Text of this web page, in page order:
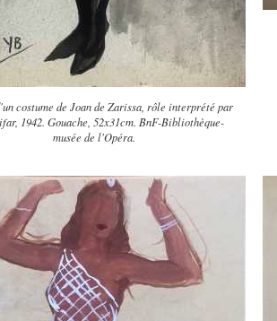
costume de Joan de Zarissa, rôle interprété par
1942. Gouache, 52x31cm. BnF-Bibliothèque-
musée de l'Opéra.